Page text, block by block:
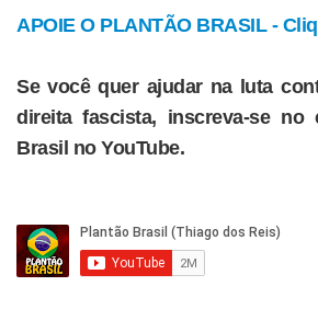
APOIE O PLANTÃO BRASIL -
Se você quer ajudar na luta
direita fascista, inscreva-se no
Brasil no YouTube.